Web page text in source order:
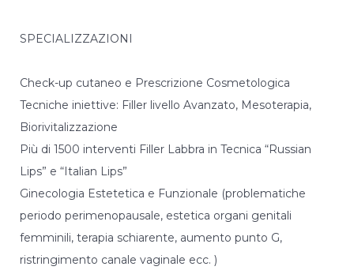
SPECIALIZZAZIONI
Check-up cutaneo e Prescrizione Cosmetologica
Tecniche iniettive: Filler livello Avanzato, Mesoterapia,
Biorivitalizzazione
Più di 1500 interventi Filler Labbra in Tecnica “Russian
Lips” e “Italian Lips”
Ginecologia Estetetica e Funzionale (problematiche
periodo perimenopausale, estetica organi genitali
femminili, terapia schiarente, aumento punto G,
ristringimento canale vaginale ecc. )
script di
terze parti a
fini di